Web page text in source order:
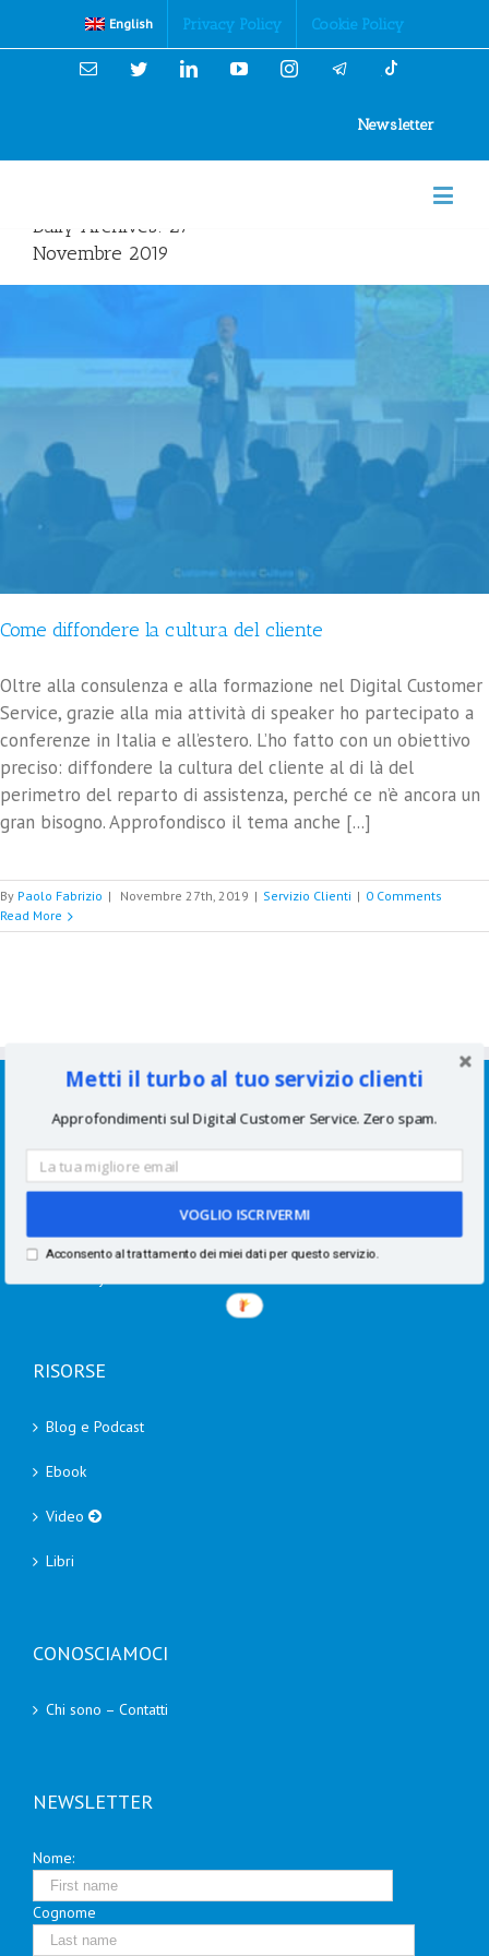
English Privacy Policy Cookie Policy
Email TwitterLinkedinYouTubeInstagram
Newsletter
Daily Archives: 27
Novembre 2019
Come diffondere la cultura del cliente
Oltre alla consulenza e alla formazione nel Digital Customer
Service, grazie alla mia attività di speaker ho partecipato a
conferenze in Italia e all’estero. L’ho fatto con un obiettivo
preciso: diffondere la cultura del cliente al di là del
perimetro del reparto di assistenza, perché ce n’è ancora un
gran bisogno. Approfondisco il tema anche [...]
By Paolo Fabrizio | Novembre 27th, 2019 | Servizio Clienti | 0 Comments
Read More
SERVIZI
Corsi di formazione
Speaking
RISORSE
Blog e Podcast
Ebook
Video
Libri
CONOSCIAMOCI
Chi sono – Contatti
NEWSLETTER
Nome:
Cognome
Cookies Policy
Metti il turbo al tuo servizio clienti
Approfondimenti sul Digital Customer Service. Zero spam.
VOGLIO ISCRIVERMI
Acconsento al trattamento dei miei dati per questo servizio.